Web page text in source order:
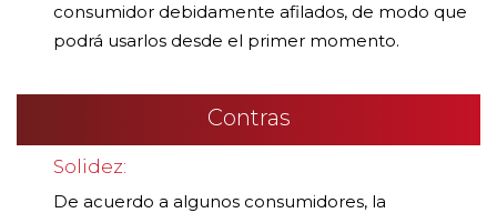
consumidor debidamente afilados, de modo que
podrá usarlos desde el primer momento.
Contras
Solidez:
De acuerdo a algunos consumidores, la